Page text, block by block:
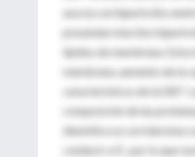
asocia con hipertrofia
presentan miocitos
lípidos de membrana.
membrana, aumento de la
característicos de la DBT.
composición de las
diastólica se correlaciona
conducir a IC, por lo que